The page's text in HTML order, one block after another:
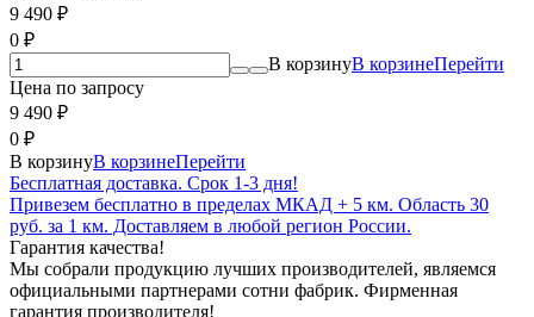
9 490 ₽
0 ₽
В корзинуВ корзинеПерейти
Цена по запросу
9 490 ₽
0 ₽
В корзинуВ корзинеПерейти
Бесплатная доставка. Срок 1-3 дня!
Привезем бесплатно в пределах МКАД + 5 км. Область 30
руб. за 1 км. Доставляем в любой регион России.
Гарантия качества!
Мы собрали продукцию лучших производителей, являемся
официальными партнерами сотни фабрик. Фирменная
гарантия производителя!